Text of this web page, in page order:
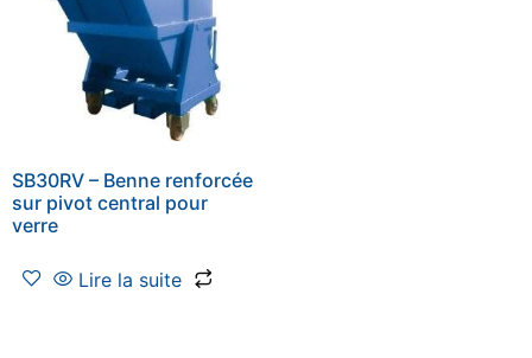
SB30RV – Benne renforcée
sur pivot central pour
verre
Lire la suite